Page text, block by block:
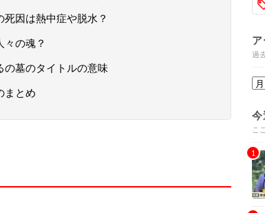
因は熱中症や脱水？
の魂？
墓のタイトルの意味
まとめ
過
こ